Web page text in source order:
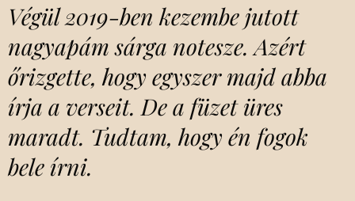
Végül 2019-ben kezembe jutott
nagyapám sárga notesze. Azért
őrizgette, hogy egyszer majd abba
írja a verseit. De a füzet üres
maradt. Tudtam, hogy én fogok
bele írni.